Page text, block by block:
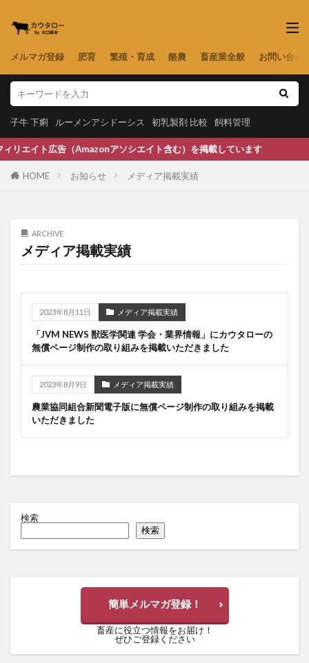
メルマガ登録 肥育 繁殖・育成 酪農 畜産業全般 お問い合わ
子牛 下痢 ルーメンアシドーシス 初乳製剤 比較 飼料管理
告（Amazonアソシエイト含む）を掲載しています
HOME お知らせ メディア掲載実績
ARCHIVE
メディア掲載実績
2023年8月11日 メディア掲載実績
「JVM NEWS 獣医学関連 学会・業界情報」にカウタローの
無償ページ制作の取り組みを掲載いただきました
2023年8月9日 メディア掲載実績
農業協同組合新聞電子版に無償ページ制作の取り組みを掲載
いただきました
検索
検索
簡単メルマガ登録！
畜産に役立つ情報をお届け！
ぜひご登録ください